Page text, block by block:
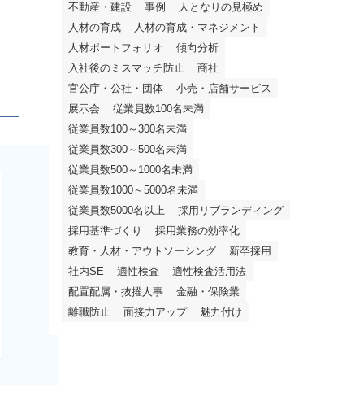
不動産・建設
事例
人となりの見極め
人材の育成
人材の育成・マネジメント
人材ポートフォリオ
傾向分析
入社後のミスマッチ防止
商社
官公庁・公社・団体
小売・店舗サービス
展示会
従業員数100名未満
従業員数100～300名未満
従業員数300～500名未満
従業員数500～1000名未満
従業員数1000～5000名未満
従業員数5000名以上
採用リブランディング
採用基準づくり
採用業務の効率化
教育・人材・アウトソーシング
新卒採用
社内SE
適性検査
適性検査活用法
配置配属・抜擢人事
金融・保険業
離職防止
面接力アップ 魅力付け